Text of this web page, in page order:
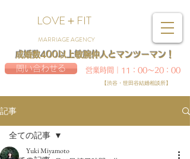
LOVE＋FIT
MARRIAGE AGENCY
問い合わせる
【渋谷・世田谷結婚相談所】
成婚数400以上敏腕仲人とマンツーマン！
営業時間｜11：00～20：00
記事
全ての記事
Yuki Miyamoto